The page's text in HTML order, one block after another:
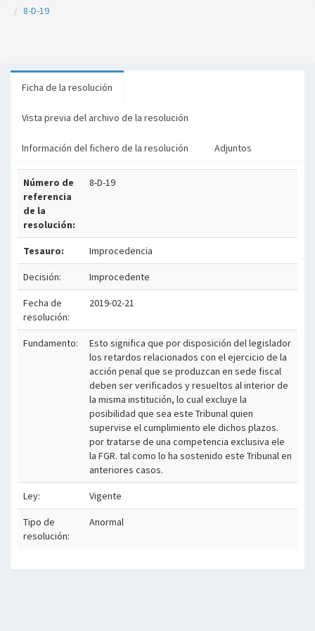
8-D-19
Ficha de la resolución
Vista previa del archivo de la resolución
Información del fichero de la resolución Adjuntos
Número de
referencia
de la
resolución:
8-D-19
Tesauro: Improcedencia
Decisión: Improcedente
Fecha de
resolución:
2019-02-21
Fundamento:
Esto significa que por disposición del legislador
los retardos relacionados con el ejercicio de la
acción penal que se produzcan en sede fiscal
deben ser verificados y resueltos al interior de
la misma institución, lo cual excluye la
posibilidad que sea este Tribunal quien
supervise el cumplimiento ele dichos plazos.
por tratarse de una competencia exclusiva ele
la FGR. tal como lo ha sostenido este Tribunal en
anteriores casos.
Ley: Vigente
Tipo de
resolución:
Anormal